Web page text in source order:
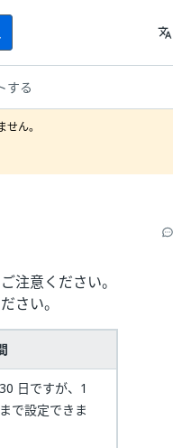
言語
translate
する
ん。
注意ください。
さい。
日ですが、1
で設定できま